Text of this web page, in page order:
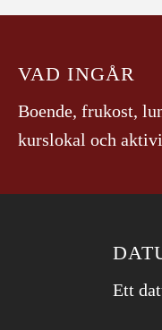
Ett
VAD INGÅR
Boende, frukost,
kurslokal och